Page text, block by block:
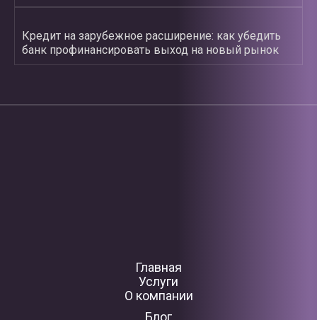
Кредит на зарубежное расширение: как убедить
банк профинансировать выход на новый рынок
Главная
Услуги
О компании
Блог